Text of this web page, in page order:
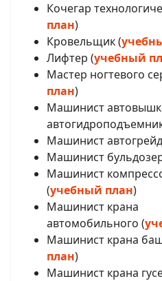
Кочегар
план)
Кровельщик (
Лифтер (учебный
Мастер ногтевого
план)
Машинист
Машинист
Машинист
Машинист
(учебный план)
Машинист крана
автомобильного (
Машинист крана
план)
Машинист крана